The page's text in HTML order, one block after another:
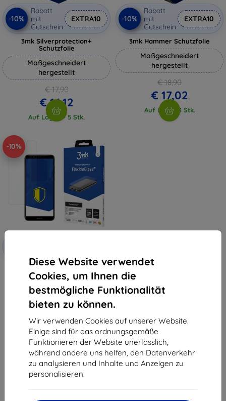
Diese Website verwendet
Cookies, um Ihnen die
bestmögliche Funktionalität
bieten zu können.
Wir verwenden Cookies auf unserer Website.
Einige sind für das ordnungsgemäße
Funktionieren der Website unerlässlich,
während andere uns helfen, den Datenverkehr
zu analysieren und Inhalte und Anzeigen zu
personalisieren.
-10%
Rabatt
mit
Gutschein
EXTRA10
3mk Silverprotection+
Schutzfolie
Maßgeschneidert
hergestellt
€ 17,90
€ 16,12
Auf Lager > 5 Stk.
-10%
Rabatt
mit
Gutschein
EXTRA10
3mk Hammer Schutzfolie
Maßgeschneidert
hergestellt
€ 18,90
€ 17,02
Auf Lager 3 Stk.
-10%
3MK FlexibleGlass Huawei Y7
Prime 2018 Hybridglas
€ 9,90
€ 8,92